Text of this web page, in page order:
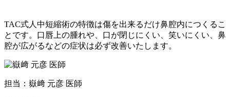
TAC式人中短縮術の特徴は傷を出来るだけ鼻腔内につくるこ
とです。口唇上の腫れや、口が閉じにくい、笑いにくい、鼻
腔が広がるなどの症状は必ず改善いたします。
担当：嶽﨑 元彦 医師